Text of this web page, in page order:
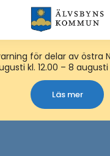
för delar av östra
kl. 12.00 – 8 augusti
Läs mer